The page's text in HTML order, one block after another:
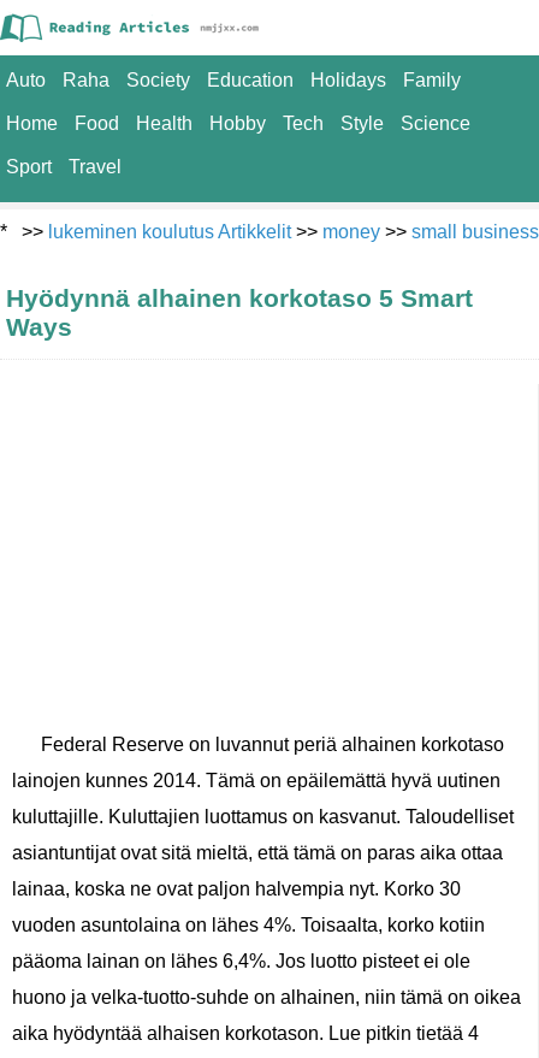
Auto Raha Society Education Holidays Family
Home Food Health Hobby Tech Style Science
Sport Travel
* >> lukeminen koulutus Artikkelit>> money >> small business
Hyödynnä alhainen korkotaso 5 Smart
Ways
Federal Reserve on luvannut periä alhainen korkotaso
lainojen kunnes 2014. Tämä on epäilemättä hyvä uutinen
kuluttajille. Kuluttajien luottamus on kasvanut. Taloudelliset
asiantuntijat ovat sitä mieltä, että tämä on paras aika ottaa
lainaa, koska ne ovat paljon halvempia nyt. Korko 30
vuoden asuntolaina on lähes 4%. Toisaalta, korko kotiin
pääoma lainan on lähes 6,4%. Jos luotto pisteet ei ole
huono ja velka-tuotto-suhde on alhainen, niin tämä on oikea
aika hyödyntää alhaisen korkotason. Lue pitkin tietää 4